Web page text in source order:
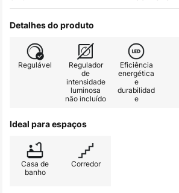
Detalhes do produto
Regulável
Regulador
de
intensidade
luminosa
não incluído
Eficiência
energética
e
durabilidad
e
Ideal para espaços
Casa de
banho
Corredor